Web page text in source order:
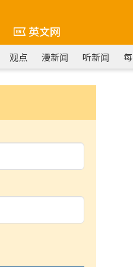
英文网
观点 漫新闻 听新闻